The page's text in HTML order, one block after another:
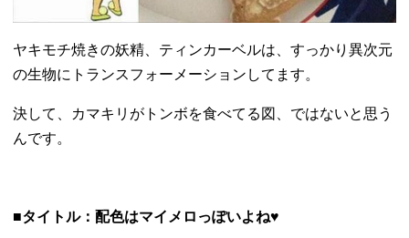
ヤキモチ焼きの妖精、ティンカーベルは、すっかり異次元
の生物にトランスフォーメーションしてます。
決して、カマキリがトンボを食べてる図、ではないと思う
んです。
■タイトル：配色はマイメロっぽいよね♥